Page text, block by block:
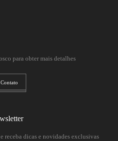
para obter mais detalhes
Contato
receba dicas e novidades exclusivas